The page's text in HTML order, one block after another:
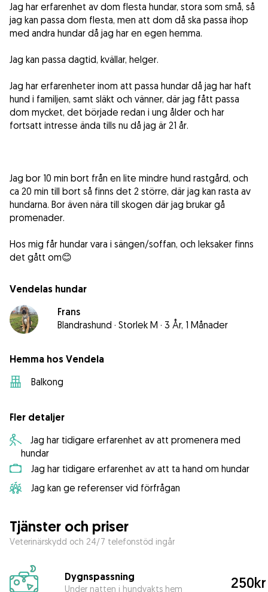
Jag har erfarenhet av dom flesta hundar, stora som små, så
jag kan passa dom flesta, men att dom då ska passa ihop
med andra hundar då jag har en egen hemma.
Jag kan passa dagtid, kvällar, helger.
Jag har erfarenheter inom att passa hundar då jag har haft
hund i familjen, samt släkt och vänner, där jag fått passa
dom mycket, det började redan i ung ålder och har
fortsatt intresse ända tills nu då jag är 21 år.
Jag bor 10 min bort från en lite mindre hund rastgård, och
ca 20 min till bort så finns det 2 större, där jag kan rasta av
hundarna. Bor även nära till skogen där jag brukar gå
promenader.
Hos mig får hundar vara i sängen/soffan, och leksaker finns
det gått om😊
Vendelas hundar
Frans
Blandrashund · Storlek M · 3 År, 1 Månader
Hemma hos Vendela
Balkong
Fler detaljer
Jag har tidigare erfarenhet av att promenera med
hundar
Jag har tidigare erfarenhet av att ta hand om hundar
Jag kan ge referenser vid förfrågan
Tjänster och priser
Veterinärskydd och 24/7 telefonstöd ingår
Dygnspassning
Under natten i hundvakts hem 250kr